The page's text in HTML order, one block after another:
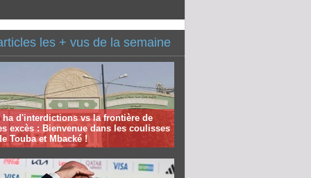
les + vus de la semaine
ha d'interdictions vs la frontière de
excès : Bienvenue dans les coulisses
Touba et Mbacké !